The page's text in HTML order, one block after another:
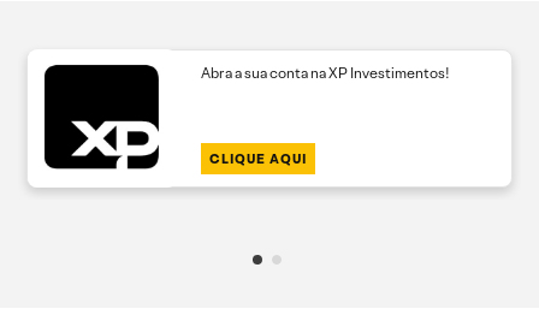
Abra a sua conta na XP Investimentos!
CLIQUE AQUI